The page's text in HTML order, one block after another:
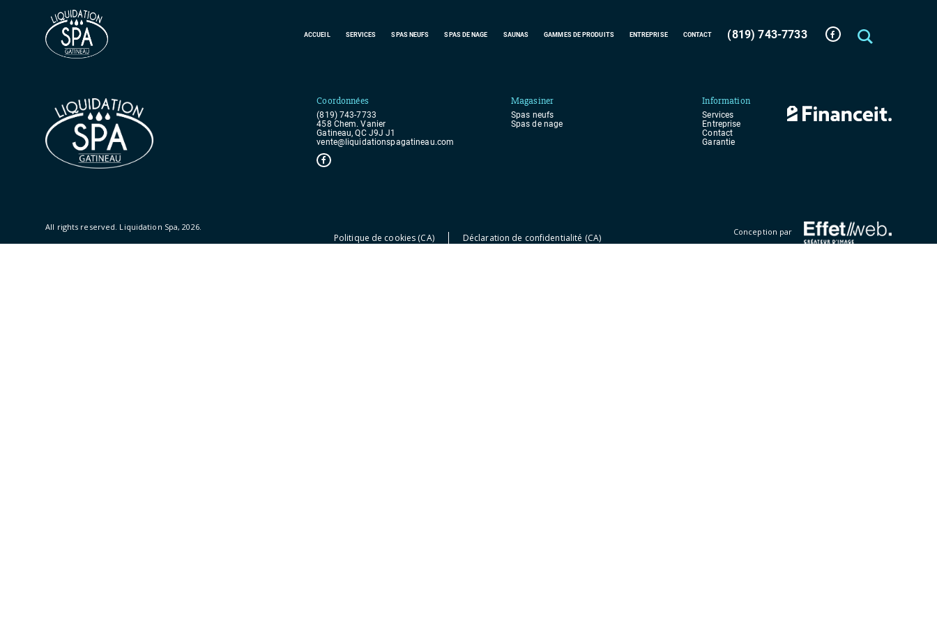
(819) 743-7733
CONTACT
ENTREPRISE
GAMMES DE PRODUITS
SAUNAS
SPAS DE NAGE
SPASNEUFS
SERVICES
ACCUEIL
Coordonnées
(819) 743-7733
458 Chem. Vanier
Gatineau, QC J9J J1
vente@liquidationspagatineau.com
Magasiner
Spas neufs
Spas de nage
Information
Services
Entreprise
Contact
Garantie
All rights reserved. Liquidation Spa, 2026.
Politique de cookies (CA) Déclaration de confidentialité (CA)
Conception par